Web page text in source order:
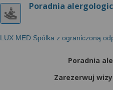
Poradnia
LUX MED Spólka z ograniczoną
Poradnia
Zarezerwuj